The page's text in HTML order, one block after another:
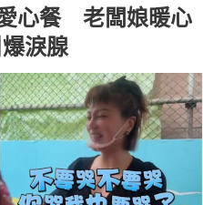
心餐 老闆娘暖心
淚腺